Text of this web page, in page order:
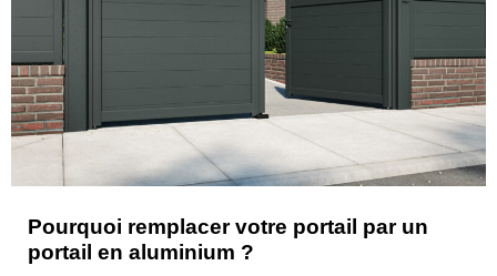
Pourquoi remplacer votre portail par un
portail en aluminium ?